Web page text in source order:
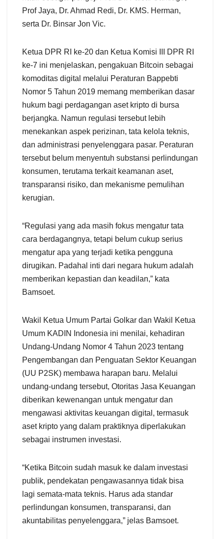
Prof Jaya, Dr. Ahmad Redi, Dr. KMS. Herman,
serta Dr. Binsar Jon Vic.
Ketua DPR RI ke-20 dan Ketua Komisi III DPR RI
ke-7 ini menjelaskan, pengakuan Bitcoin sebagai
komoditas digital melalui Peraturan Bappebti
Nomor 5 Tahun 2019 memang memberikan dasar
hukum bagi perdagangan aset kripto di bursa
berjangka. Namun regulasi tersebut lebih
menekankan aspek perizinan, tata kelola teknis,
dan administrasi penyelenggara pasar. Peraturan
tersebut belum menyentuh substansi perlindungan
konsumen, terutama terkait keamanan aset,
transparansi risiko, dan mekanisme pemulihan
kerugian.
“Regulasi yang ada masih fokus mengatur tata
cara berdagangnya, tetapi belum cukup serius
mengatur apa yang terjadi ketika pengguna
dirugikan. Padahal inti dari negara hukum adalah
memberikan kepastian dan keadilan,” kata
Bamsoet.
Wakil Ketua Umum Partai Golkar dan Wakil Ketua
Umum KADIN Indonesia ini menilai, kehadiran
Undang-Undang Nomor 4 Tahun 2023 tentang
Pengembangan dan Penguatan Sektor Keuangan
(UU P2SK) membawa harapan baru. Melalui
undang-undang tersebut, Otoritas Jasa Keuangan
diberikan kewenangan untuk mengatur dan
mengawasi aktivitas keuangan digital, termasuk
aset kripto yang dalam praktiknya diperlakukan
sebagai instrumen investasi.
“Ketika Bitcoin sudah masuk ke dalam investasi
publik, pendekatan pengawasannya tidak bisa
lagi semata-mata teknis. Harus ada standar
perlindungan konsumen, transparansi, dan
akuntabilitas penyelenggara,” jelas Bamsoet.